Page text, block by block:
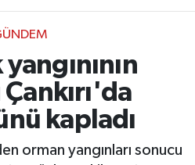
kapladı
orman yangınları sonucu
ve Fikstür